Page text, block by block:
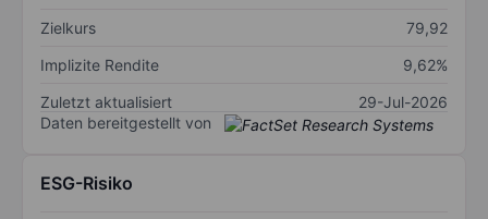
Zielkurs
79,92
Implizite Rendite
9,62%
Zuletzt aktualisiert
29-Jul-2026
Daten bereitgestellt von
ESG-Risiko